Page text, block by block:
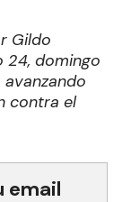
Gildo
24, domingo
contra el
email